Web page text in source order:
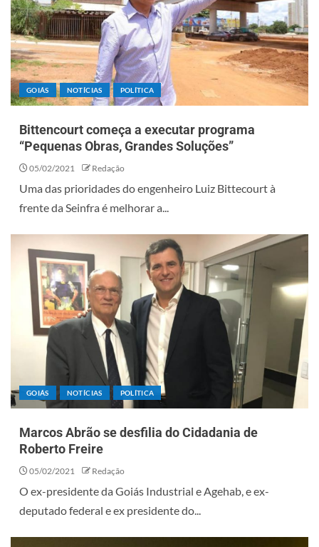
GOIÁS NOTÍCIAS POLÍTICA
Bittencourt começa a executar programa
“Pequenas Obras, Grandes Soluções”
05/02/2021 Redação
Uma das prioridades do engenheiro Luiz Bittecourt à
frente da Seinfra é melhorar a...
GOIÁS NOTÍCIAS POLÍTICA
Marcos Abrão se desfilia do Cidadania de
Roberto Freire
05/02/2021 Redação
O ex-presidente da Goiás Industrial e Agehab, e ex-
deputado federal e ex presidente do...